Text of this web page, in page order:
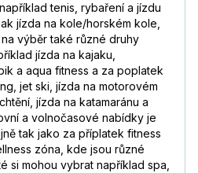
tenis, rybaření a jízdu
jízda na kole/horském kole,
výběr také různé druhy
jízda na kajaku,
a aqua fitness a za poplatek
jet ski, jízda na motorovém
jízda na katamaránu a
a volnočasové nabídky je
tak jako za příplatek fitness
zóna, kde jsou různé
si mohou vybrat například spa,